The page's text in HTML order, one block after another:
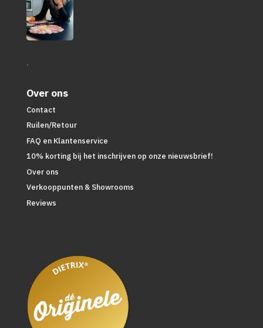
.
Over ons
Contact
Ruilen/Retour
FAQ en Klantenservice
10% korting bij het inschrijven op onze nieuwsbrief!
Over ons
Verkooppunten & Showrooms
Reviews